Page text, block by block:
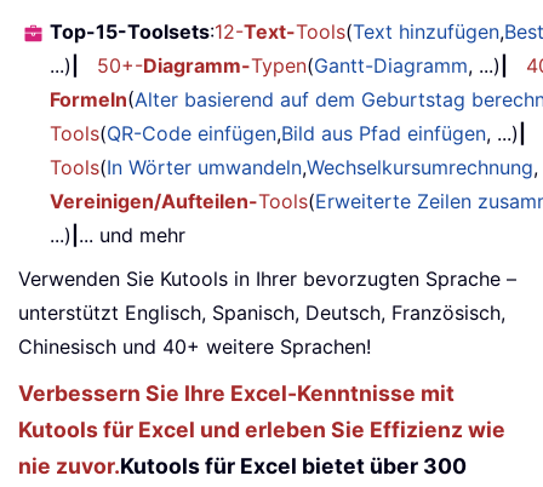
Top-15-Toolsets:12-Text-Tools(Text hinzufügen,
...)
50+-Diagramm-Typen(Gantt-Diagramm, ...)
Formeln(Alter basierend auf dem Geburtstag
Tools(QR-Code einfügen,Bild aus Pfad einfügen, ...)
Tools(In Wörter umwandeln,Wechselkursumrechnung
Vereinigen/Aufteilen-Tools(Erweiterte Zeilen
...) ... und mehr
Verwenden Sie Kutools in Ihrer bevorzugten Sprache –
unterstützt Englisch, Spanisch, Deutsch, Französisch,
Chinesisch und 40+ weitere Sprachen!
Verbessern Sie Ihre Excel-Kenntnisse mit
Kutools für Excel und erleben Sie Effizienz wie
nie zuvor.Kutools für Excel bietet über 300